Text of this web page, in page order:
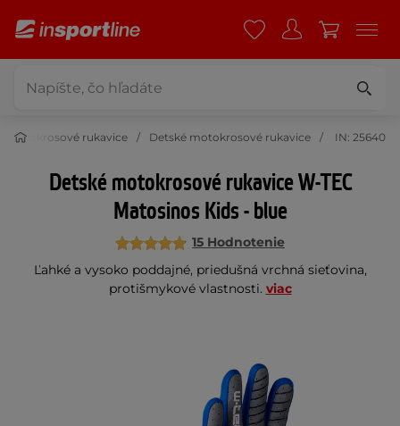
Motokrosové rukavice Detské motokrosové rukavice IN: 25640
Detské motokrosové rukavice W-TEC
Matosinos Kids - blue
15 Hodnotenie
Ľahké a vysoko poddajné, priedušná vrchná sieťovina,
protišmykové vlastnosti. viac